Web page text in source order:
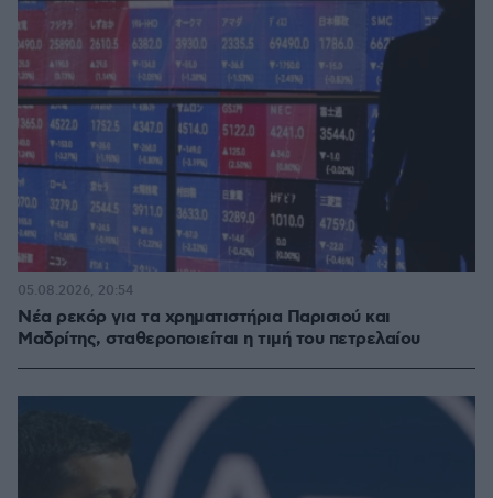
Νέα ρεκόρ για τα χρηματιστήρια Παρισιού και
Μαδρίτης, σταθεροποιείται η τιμή του πετρελαίου
05.08.2026, 20:54